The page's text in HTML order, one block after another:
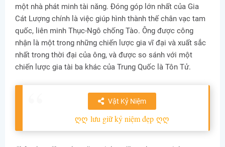
một nhà phát minh tài năng. Đóng góp lớn nhất của Gia
Cát Lượng chính là việc giúp hình thành thế chân vạc tam
quốc, liên minh Thục-Ngô chống Tào. Ông được công
nhận là một trong những chiến lược gia vĩ đại và xuất sắc
nhất trong thời đại của ông, và được so sánh với một
chiến lược gia tài ba khác của Trung Quốc là Tôn Tử.
Vật Kỷ Niệm
ღღ lưu giữ kỷ niệm đẹp ღღ